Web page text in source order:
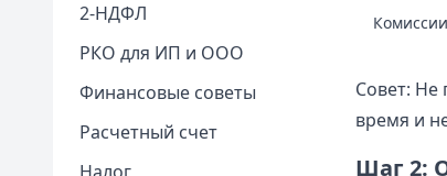
2-НДФЛ
РКО для ИП и ООО
Финансовые советы
Расчетный счет
Совет: Не
время и
Шаг 2: